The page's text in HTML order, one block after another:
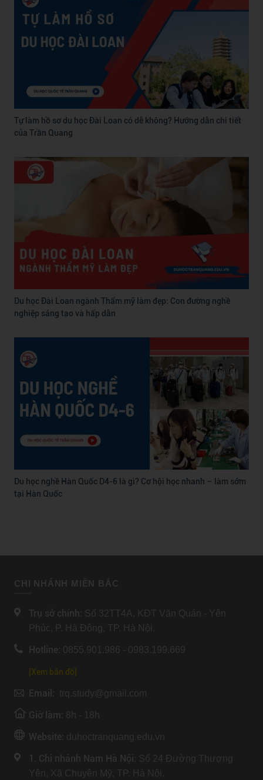
Tự làm hồ sơ du học Đài Loan có dễ không? Hướng dẫn chi tiết
của Trần Quang
Du học Đài Loan ngành Thẩm mỹ làm đẹp: Con đường nghề
nghiệp sáng tạo và hấp dẫn
Du học nghề Hàn Quốc D4-6 là gì? Cơ hội học nhanh – làm sớm
tại Hàn Quốc
CHI NHÁNH MIỀN BẮC
Trụ sở chính: Số 32TT4A, KĐT Văn Quán - Yên
Phúc, P. Hà Đông, TP. Hà Nội.
Hotline: 0855.901.986 - 0983.199.669
[Xem bản đồ]
Email: trq.study@gmail.com
Giờ làm: 8h - 18h
Website: duhoctranquang.edu.vn
1. Chi nhánh Nam Hà Nội: Số 24 Đường Thượng
Yên, Xã Chuyên Mỹ, TP. Hà Nội.